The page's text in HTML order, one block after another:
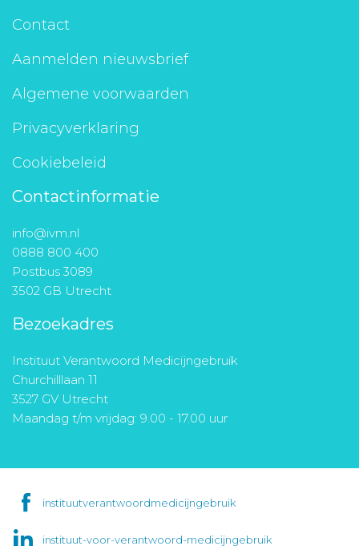
Contact
Aanmelden nieuwsbrief
Algemene voorwaarden
Privacyverklaring
Cookiebeleid
Contactinformatie
info@ivm.nl
0888 800 400
Postbus 3089
3502 GB Utrecht
Bezoekadres
Instituut Verantwoord Medicijngebruik
Churchilllaan 11
3527 GV Utrecht
Maandag t/m vrijdag: 9.00 - 17.00 uur
instituutverantwoordmedicijngebruik
instituut-voor-verantwoord-medicijngebruik